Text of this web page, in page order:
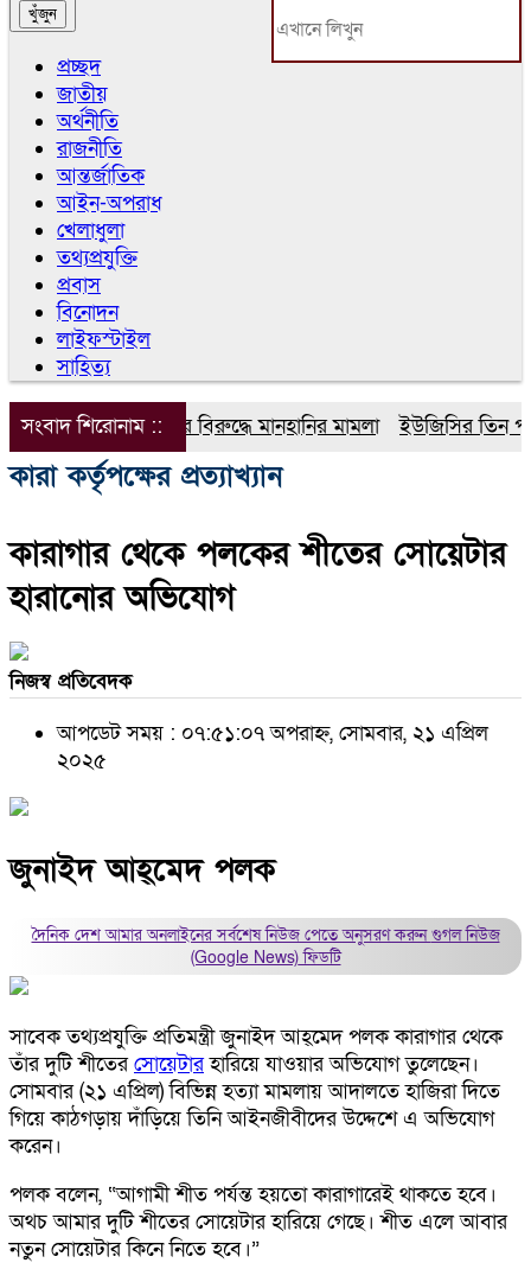
প্রচ্ছদ
জাতীয়
অর্থনীতি
রাজনীতি
আন্তর্জাতিক
আইন-অপরাধ
খেলাধুলা
তথ্যপ্রযুক্তি
প্রবাস
বিনোদন
লাইফস্টাইল
সাহিত্য
সংবাদ শিরোনাম ::
ডিপজলের বিরুদ্ধে মানহানির মামলা ইউজিসির তিন
কারা কর্তৃপক্ষের প্রত্যাখ্যান
কারাগার থেকে পলকের শীতের সোয়েটার
হারানোর অভিযোগ
নিজস্ব প্রতিবেদক
আপডেট সময় : ০৭:৫১:০৭ অপরাহ্ন, সোমবার, ২১ এপ্রিল
২০২৫
জুনাইদ আহ্‌মেদ পলক
দৈনিক দেশ আমার অনলাইনের সর্বশেষ নিউজ পেতে অনুসরণ করুনগুগল নিউজ
(Google News)ফিডটি
সাবেক তথ্যপ্রযুক্তি প্রতিমন্ত্রী জুনাইদ আহ্‌মেদ পলক কারাগার থেকে
তাঁর দুটি শীতেরসোয়েটারহারিয়ে যাওয়ার অভিযোগ তুলেছেন।
সোমবার (২১ এপ্রিল) বিভিন্ন হত্যা মামলায় আদালতে হাজিরা দিতে
গিয়ে কাঠগড়ায় দাঁড়িয়ে তিনি আইনজীবীদের উদ্দেশে এ অভিযোগ
করেন।
পলক বলেন, “আগামী শীত পর্যন্ত হয়তো কারাগারেই থাকতে হবে।
অথচ আমার দুটি শীতের সোয়েটার হারিয়ে গেছে। শীত এলে আবার
নতুন সোয়েটার কিনে নিতে হবে।”